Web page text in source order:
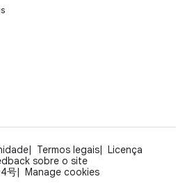
Termos legais
Licença
sobre o site
号
Manage cookies